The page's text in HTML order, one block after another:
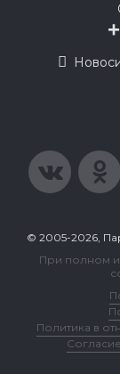
© 2005-2026,
При полном
Политика в